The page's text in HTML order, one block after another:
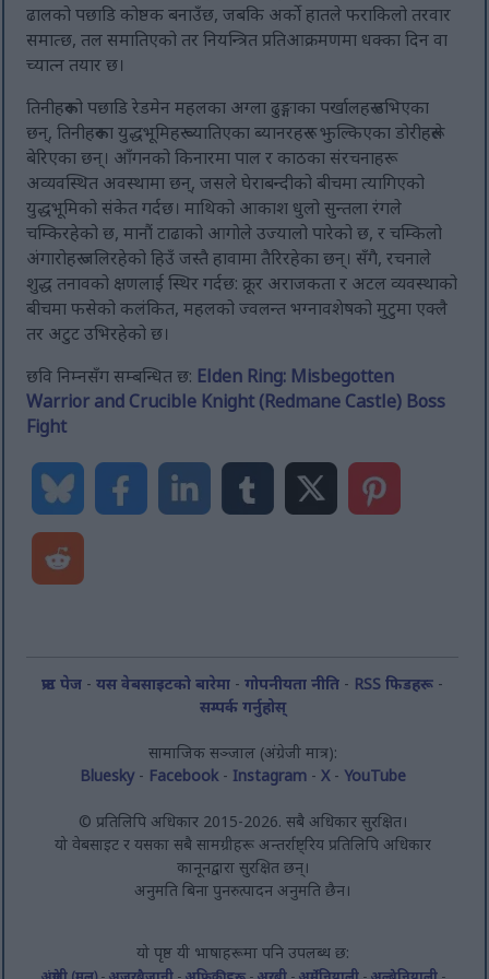
ढालको पछाडि कोष्ठक बनाउँछ, जबकि अर्को हातले फराकिलो तरवार
समात्छ, तल समातिएको तर नियन्त्रित प्रतिआक्रमणमा धक्का दिन वा
च्यात्न तयार छ।
तिनीहरूको पछाडि रेडमेन महलका अग्ला ढुङ्गाका पर्खालहरू उभिएका
छन्, तिनीहरूका युद्धभूमिहरू च्यातिएका ब्यानरहरू र झुल्किएका डोरीहरूले
बेरिएका छन्। आँगनको किनारमा पाल र काठका संरचनाहरू
अव्यवस्थित अवस्थामा छन्, जसले घेराबन्दीको बीचमा त्यागिएको
युद्धभूमिको संकेत गर्दछ। माथिको आकाश धुलो सुन्तला रंगले
चम्किरहेको छ, मानौं टाढाको आगोले उज्यालो पारेको छ, र चम्किलो
अंगारोहरू जलिरहेको हिउँ जस्तै हावामा तैरिरहेका छन्। सँगै, रचनाले
शुद्ध तनावको क्षणलाई स्थिर गर्दछ: क्रूर अराजकता र अटल व्यवस्थाको
बीचमा फसेको कलंकित, महलको ज्वलन्त भग्नावशेषको मुटुमा एक्लै
तर अटुट उभिरहेको छ।
छवि निम्नसँग सम्बन्धित छ: Elden Ring: Misbegotten
Warrior and Crucible Knight (Redmane Castle) Boss
Fight
फ्रन्ट पेज -यस वेबसाइटको बारेमा -गोपनीयता नीति - RSS फिडहरू -
सम्पर्क गर्नुहोस्
सामाजिक सञ्जाल (अंग्रेजी मात्र):
Bluesky- Facebook- Instagram- X- YouTube
© प्रतिलिपि अधिकार 2015-2026. सबै अधिकार सुरक्षित।
यो वेबसाइट र यसका सबै सामग्रीहरू अन्तर्राष्ट्रिय प्रतिलिपि अधिकार
कानूनद्वारा सुरक्षित छन्।
अनुमति बिना पुनरुत्पादन अनुमति छैन।
यो पृष्ठ यी भाषाहरूमा पनि उपलब्ध छ: